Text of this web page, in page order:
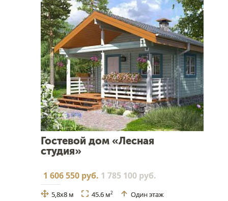
Гостевой дом «Лесная
студия»
1 606 550 руб. 1 785 100 руб.
5,8x8 м 45.6 м2 Один этаж